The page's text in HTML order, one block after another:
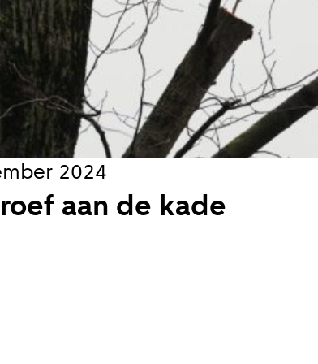
de privacy voorwaarden
aan de kade
2024